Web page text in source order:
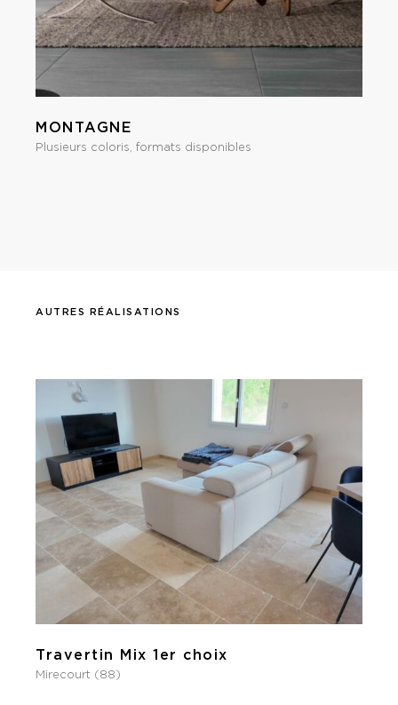
MONTAGNE
Plusieurs coloris, formats disponibles
AUTRES RÉALISATIONS
Travertin Mix 1er choix
Mirecourt (88)